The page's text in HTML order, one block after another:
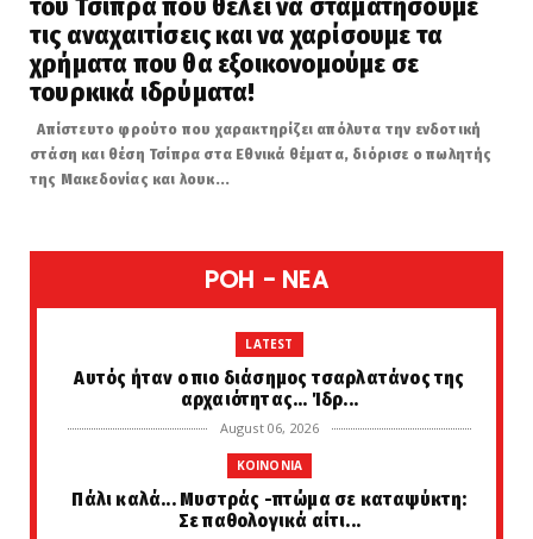
του Τσίπρα που θέλει να σταματήσουμε
τις αναχαιτίσεις και να χαρίσουμε τα
χρήματα που θα εξοικονομούμε σε
τουρκικά ιδρύματα!
Απίστευτο φρούτο που χαρακτηρίζει απόλυτα την ενδοτική
στάση και θέση Τσίπρα στα Εθνικά θέματα, διόρισε ο πωλητής
της Μακεδονίας και λουκ...
POH - NEA
LATEST
Αυτός ήταν ο πιο διάσημος τσαρλατάνος της
αρχαιότητας... Ίδρ...
August 06, 2026
KOINONIA
Πάλι καλά... Μυστράς -πτώμα σε καταψύκτη:
Σε παθολογικά αίτι...